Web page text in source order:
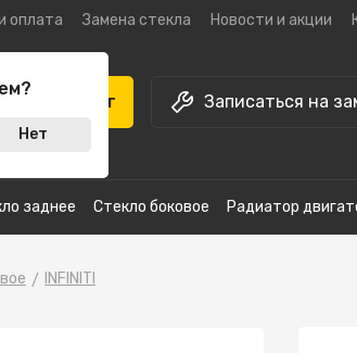
оплата Замена стекла Новости и акции
Каталог Записаться на
Нет
заднее Стекло боковое Радиатор
INFINITI